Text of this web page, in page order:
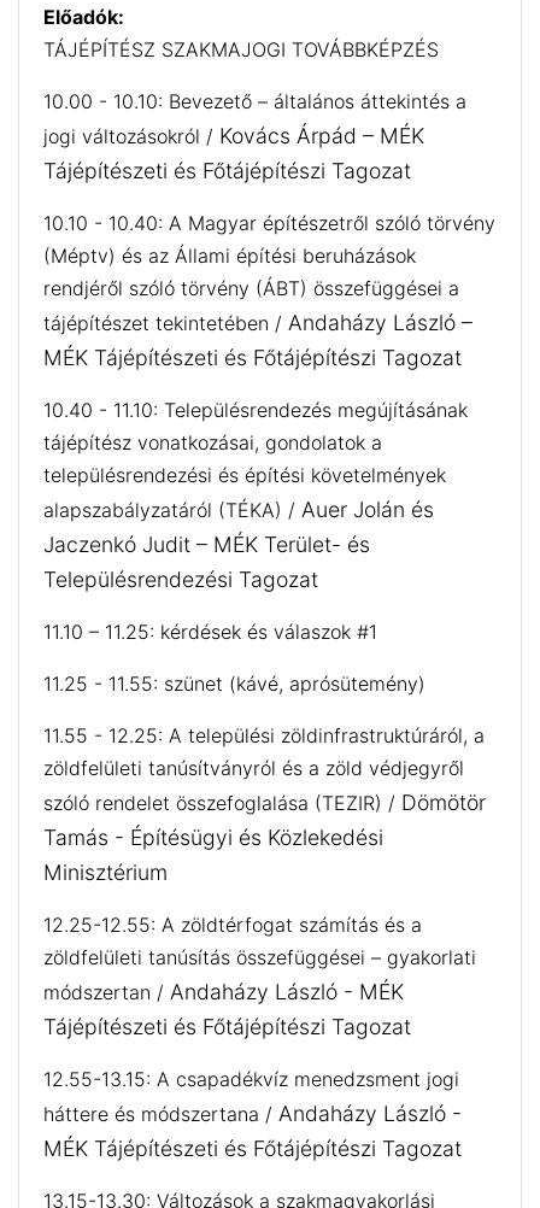
Előadók:
TÁJÉPÍTÉSZ SZAKMAJOGI TOVÁBBKÉPZÉS
10.00 - 10.10: Bevezető – általános áttekintés a
jogi változásokról / Kovács Árpád – MÉK
Tájépítészeti és Főtájépítészi Tagozat
10.10 - 10.40: A Magyar építészetről szóló törvény
(Méptv) és az Állami építési beruházások
rendjéről szóló törvény (ÁBT) összefüggései a
tájépítészet tekintetében / Andaházy László –
MÉK Tájépítészeti és Főtájépítészi Tagozat
10.40 - 11.10: Településrendezés megújításának
tájépítész vonatkozásai, gondolatok a
településrendezési és építési követelmények
alapszabályzatáról (TÉKA) / Auer Jolán és
Jaczenkó Judit – MÉK Terület- és
Településrendezési Tagozat
11.10 – 11.25: kérdések és válaszok #1
11.25 - 11.55: szünet (kávé, aprósütemény)
11.55 - 12.25: A települési zöldinfrastruktúráról, a
zöldfelületi tanúsítványról és a zöld védjegyről
szóló rendelet összefoglalása (TEZIR) / Dömötör
Tamás - Építésügyi és Közlekedési
Minisztérium
12.25-12.55: A zöldtérfogat számítás és a
zöldfelületi tanúsítás összefüggései – gyakorlati
módszertan / Andaházy László - MÉK
Tájépítészeti és Főtájépítészi Tagozat
12.55-13.15: A csapadékvíz menedzsment jogi
háttere és módszertana / Andaházy László -
MÉK Tájépítészeti és Főtájépítészi Tagozat
13.15-13.30: Változások a szakmagyakorlási